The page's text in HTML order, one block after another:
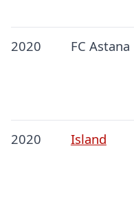
2020 FC Astana
2020 Island